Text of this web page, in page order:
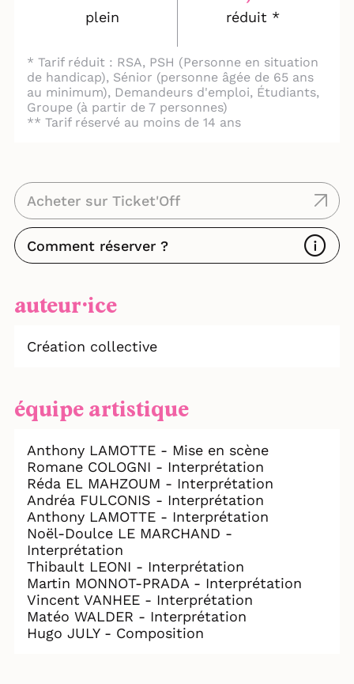
plein réduit *
* Tarif réduit : RSA, PSH (Personne en situation
de handicap), Sénior (personne âgée de 65 ans
au minimum), Demandeurs d'emploi, Étudiants,
Groupe (à partir de 7 personnes)
** Tarif réservé au moins de 14 ans
Acheter sur Ticket'Off
Comment réserver ?
auteur⸱ice
Création collective
équipe artistique
Anthony LAMOTTE - Mise en scène
Romane COLOGNI - Interprétation
Réda EL MAHZOUM - Interprétation
Andréa FULCONIS - Interprétation
Anthony LAMOTTE - Interprétation
Noël-Doulce LE MARCHAND -
Interprétation
Thibault LEONI - Interprétation
Martin MONNOT-PRADA - Interprétation
Vincent VANHEE - Interprétation
Matéo WALDER - Interprétation
Hugo JULY - Composition